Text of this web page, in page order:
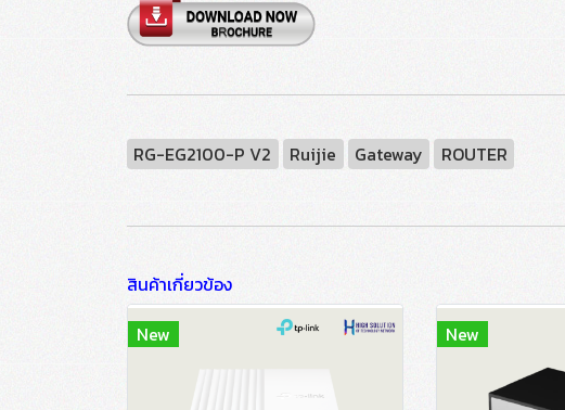
RG-EG2100-P V2 Ruijie Gateway ROUTER
สินค้าเกี่ยวข้อง
New
New